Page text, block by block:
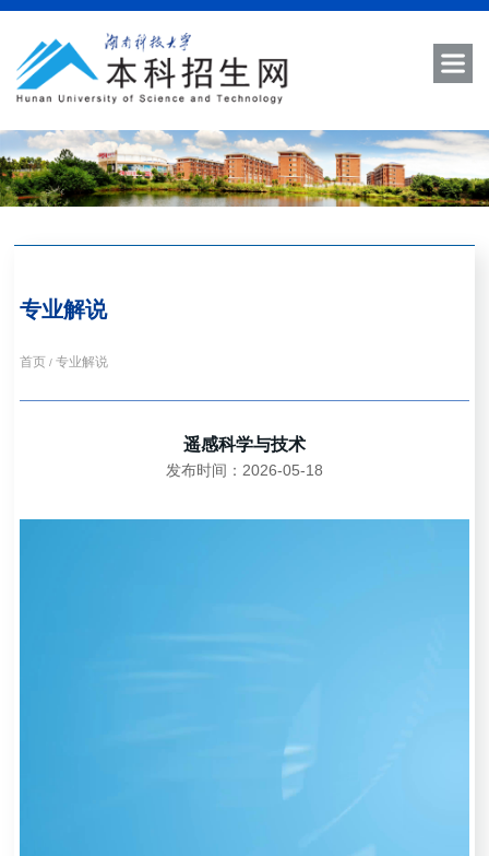
专业解说
首页/专业解说
遥感科学与技术
发布时间：2026-05-18